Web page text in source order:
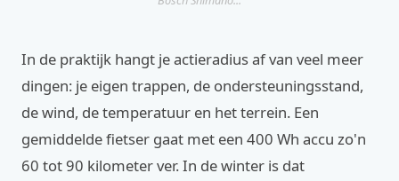
In de praktijk hangt je actieradius af van veel meer
dingen: je eigen trappen, de ondersteuningsstand,
de wind, de temperatuur en het terrein. Een
gemiddelde fietser gaat met een 400 Wh accu zo'n
60 tot 90 kilometer ver. In de winter is dat